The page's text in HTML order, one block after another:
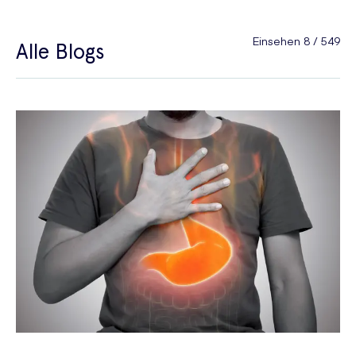
Haarausfall Heuschnupfen Männergesundheit
Menopause Migräne Rauchfrei werden
Reisemedizin Schlaf Schmerzen
Sexualgesundheit Sexuelle Gesundheit
Verhütung Verhütung Vorzeitiger Samenerguss
Alle Blogs Einsehen 8 / 549